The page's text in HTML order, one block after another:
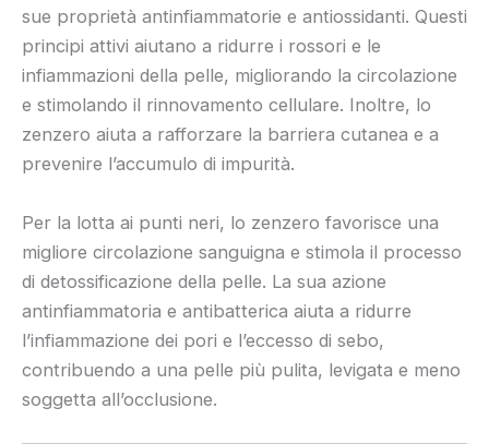
sue proprietà antinfiammatorie e antiossidanti. Questi
principi attivi aiutano a ridurre i rossori e le
infiammazioni della pelle, migliorando la circolazione
e stimolando il rinnovamento cellulare. Inoltre, lo
zenzero aiuta a rafforzare la barriera cutanea e a
prevenire l’accumulo di impurità.
Per la lotta ai punti neri, lo zenzero favorisce una
migliore circolazione sanguigna e stimola il processo
di detossificazione della pelle. La sua azione
antinfiammatoria e antibatterica aiuta a ridurre
l’infiammazione dei pori e l’eccesso di sebo,
contribuendo a una pelle più pulita, levigata e meno
soggetta all’occlusione.